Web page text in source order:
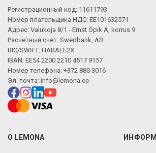
Регистрационный код: 11611793
Номер плательщика НДС: EE101632571
Адрес: Valukoja 8/1 - Ernst Öpik A, korrus 9
Расчетный счет: Swedbank, AB
BIC/SWIFT: HABAEE2X
IBAN: EE54 2200 2210 4517 9157
Номер телефона: +372 880 3016
Эл. почта: info@lemona.ee
О LEMONA